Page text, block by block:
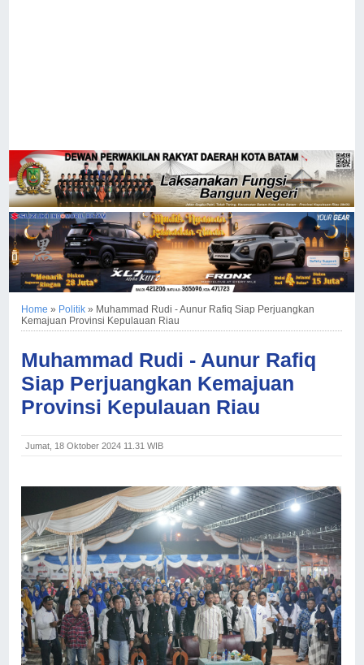
Home » Politik » Muhammad Rudi - Aunur Rafiq Siap Perjuangkan
Kemajuan Provinsi Kepulauan Riau
Muhammad Rudi - Aunur Rafiq
Siap Perjuangkan Kemajuan
Provinsi Kepulauan Riau
Jumat, 18 Oktober 2024 11.31 WIB